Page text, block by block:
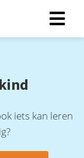
iets kan leren